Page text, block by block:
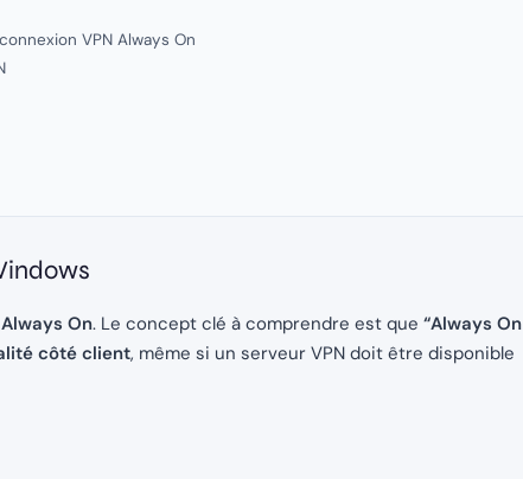
VPN Always On
Always On. Le concept clé à comprendre est que “Always On
côté client, même si un serveur VPN doit être disponible